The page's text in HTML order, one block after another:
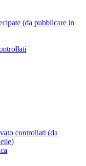
(da pubblicare in
controllati (da